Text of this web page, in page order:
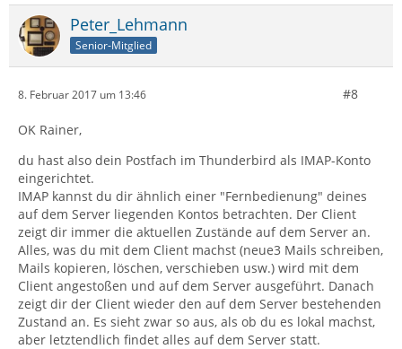
Peter_Lehmann
Senior-Mitglied
8. Februar 2017 um 13:46 #8
OK Rainer,
du hast also dein Postfach im Thunderbird als IMAP-Konto
eingerichtet.
IMAP kannst du dir ähnlich einer "Fernbedienung" deines
auf dem Server liegenden Kontos betrachten. Der Client
zeigt dir immer die aktuellen Zustände auf dem Server an.
Alles, was du mit dem Client machst (neue3 Mails schreiben,
Mails kopieren, löschen, verschieben usw.) wird mit dem
Client angestoßen und auf dem Server ausgeführt. Danach
zeigt dir der Client wieder den auf dem Server bestehenden
Zustand an. Es sieht zwar so aus, als ob du es lokal machst,
aber letztendlich findet alles auf dem Server statt.